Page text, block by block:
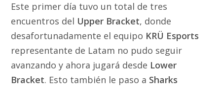
Este primer día tuvo un total de tres
encuentros del Upper Bracket, donde
desafortunadamente el equipo KRÜ Esports
representante de Latam no pudo seguir
avanzando y ahora jugará desde Lower
Bracket. Esto también le paso a Sharks